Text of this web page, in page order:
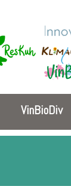
VinBioDiv